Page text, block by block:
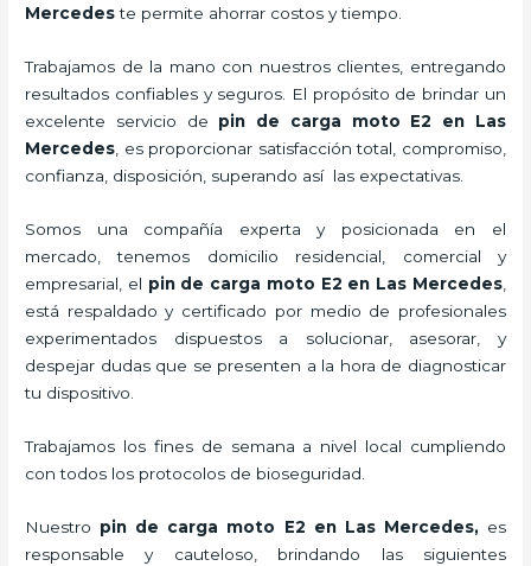
Mercedeste permite ahorrar costos y tiempo.
Trabajamos de la mano con nuestros clientes, entregando
resultados confiables y seguros. El propósito de brindar un
excelente servicio de pin de carga moto E2 en Las
Mercedes , es proporcionar satisfacción total, compromiso,
confianza, disposición, superando así las expectativas.
Somos una compañía experta y posicionada en el
mercado, tenemos domicilio residencial, comercial y
empresarial, el pin de carga moto E2 en Las Mercedes,
está respaldado y certificado por medio de profesionales
experimentados dispuestos a solucionar, asesorar, y
despejar dudas que se presenten a la hora de diagnosticar
tu dispositivo.
Trabajamos los fines de semana a nivel local cumpliendo
con todos los protocolos de bioseguridad.
Nuestro pin de carga moto E2 en Las Mercedes, es
responsable y cauteloso, brindando las siguientes